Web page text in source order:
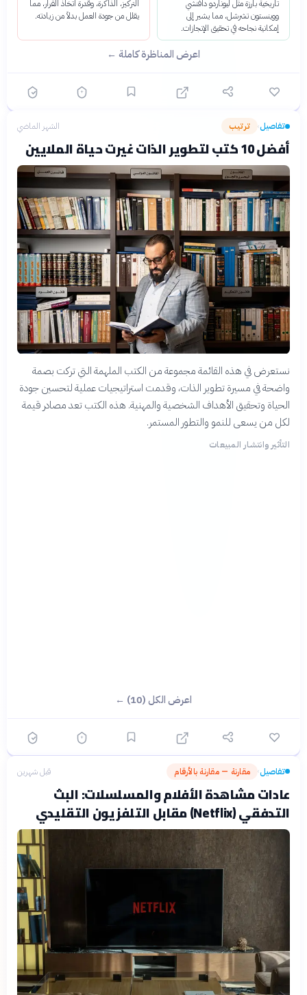
تاريخية بارزة مثل ليوناردو دافنشي
ووينستون تشرشل، مما يشير إلى
إمكانية نجاحه في تحقيق الإنجازات.
التركيز، الذاكرة، وقدرة اتخاذ القرار، مما
يقلل من جودة العمل بدلاً من زيادته.
اعرض المناظرة كاملة ←
تفاصيل› ترتيب الشهر الماضي
أفضل 10 كتب لتطوير الذات غيرت حياة الملايين
نستعرض في هذه القائمة مجموعة من الكتب الملهمة التي تركت بصمة
واضحة في مسيرة تطوير الذات، وقدمت استراتيجيات عملية لتحسين جودة
الحياة وتحقيق الأهداف الشخصية والمهنية. هذه الكتب تعد مصادر قيمة
لكل من يسعى للنمو والتطور المستمر.
التأثير وانتشار المبيعات
اعرض الكل (10) ←
تفاصيل› مقارنة — مقارنة بالأرقام قبل شهرين
عادات مشاهدة الأفلام والمسلسلات: البث
التدفقي (Netflix) مقابل التلفزيون التقليدي